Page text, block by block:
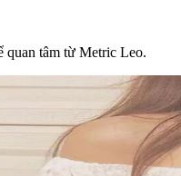
quan tâm từ Metric Leo.